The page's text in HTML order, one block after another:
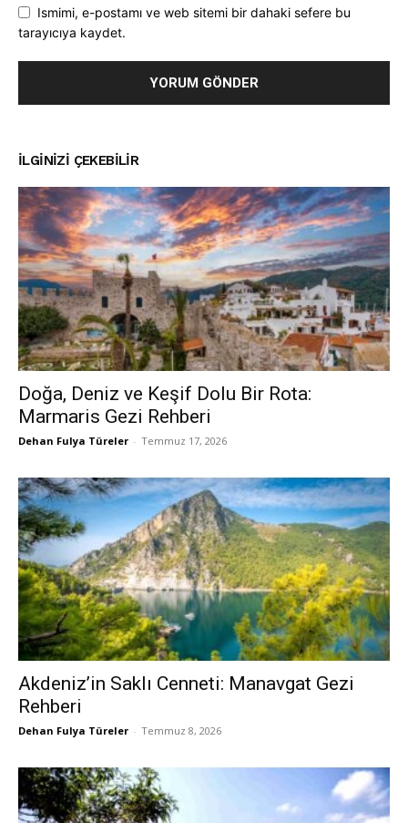
Ismimi, e-postamı ve web sitemi bir dahaki sefere bu
tarayıcıya kaydet.
İLGINIZI ÇEKEBILIR
Doğa, Deniz ve Keşif Dolu Bir Rota:
Marmaris Gezi Rehberi
Dehan Fulya Türeler - Temmuz 17, 2026
Akdeniz’in Saklı Cenneti: Manavgat Gezi
Rehberi
Dehan Fulya Türeler - Temmuz 8, 2026